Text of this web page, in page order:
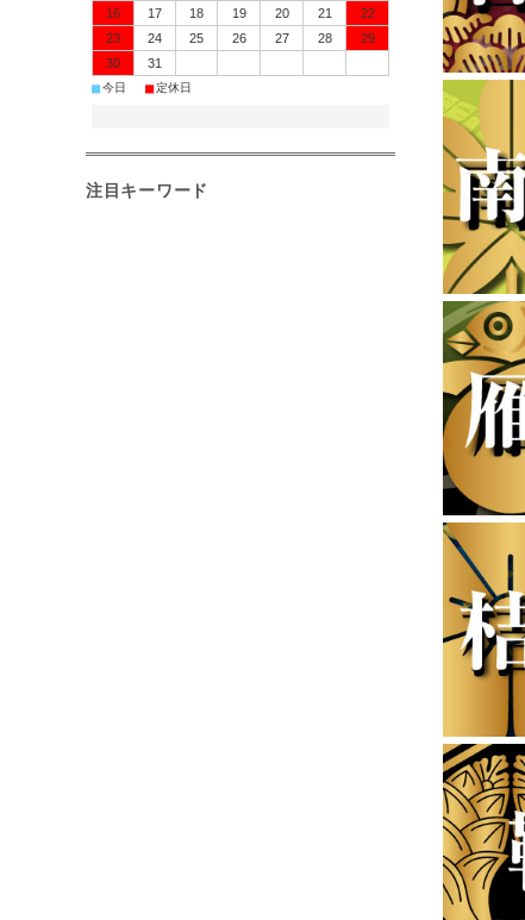
16
17 18 19 20 21
22
23
24 25 26 27 28
29
30
31
■今日 ■定休日
注目キーワード